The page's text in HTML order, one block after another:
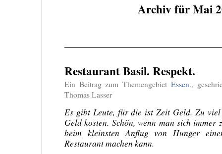
Archiv für Mai
Restaurant Basil. Respekt.
Ein Beitrag zum Themengebiet Essen.,
Thomas Lasser
Es gibt Leute, für die ist Zeit Geld. Zu
Geld kosten. Schön, wenn man sich immer
beim kleinsten Anflug von Hunger
Restaurant machen kann.